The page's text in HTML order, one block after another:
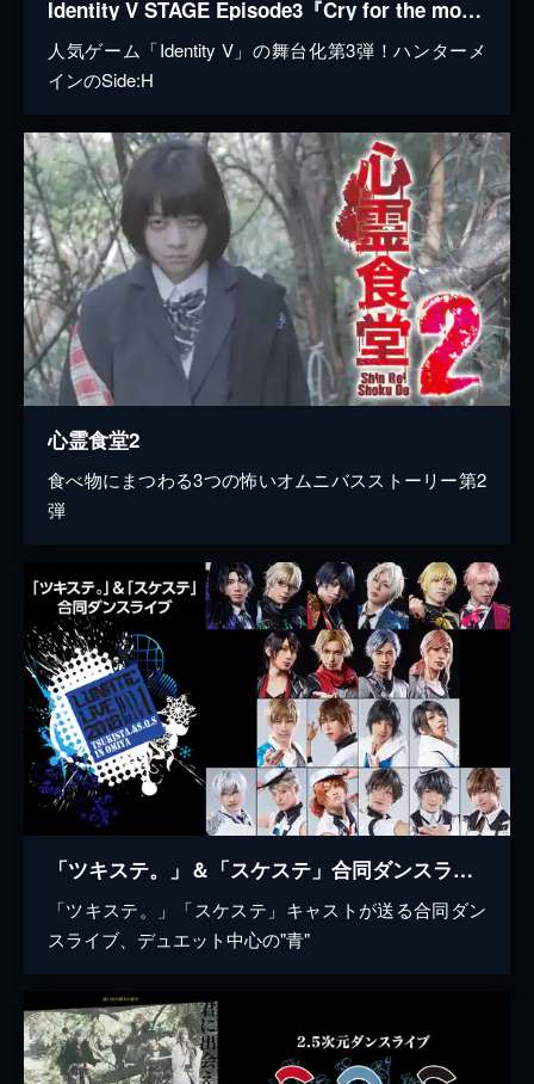
Identity V STAGE Episode3『Cry for the moon』Side:H
人気ゲーム「Identity V」の舞台化第3弾！ハンターメ
インのSide:H
心霊食堂2
食べ物にまつわる3つの怖いオムニバスストーリー第2
弾
「ツキステ。」＆「スケステ」合同ダンスライブ 『LUNATIC LIVE 2018』ver BLUE
「ツキステ。」「スケステ」キャストが送る合同ダン
スライブ、デュエット中心の"青"